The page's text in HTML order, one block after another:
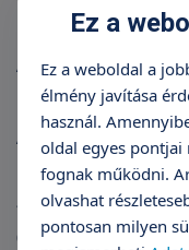
kapott
A vizsgálaton
időpontjáról,
Az intézménybe
megérkeznie.
*A Családvédelmi
(lakóhelytől
Ez a
Ez a weboldal a
élmény javítása
használ.
oldal egyes pontjai
fognak működni.
olvashat
pontosan milyen